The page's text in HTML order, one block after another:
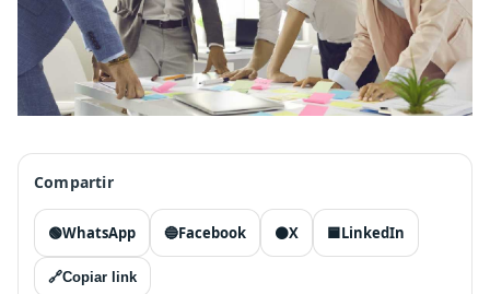
Compartir
🟢WhatsApp 🔵Facebook ⚫X 🟦LinkedIn
🔗Copiar link